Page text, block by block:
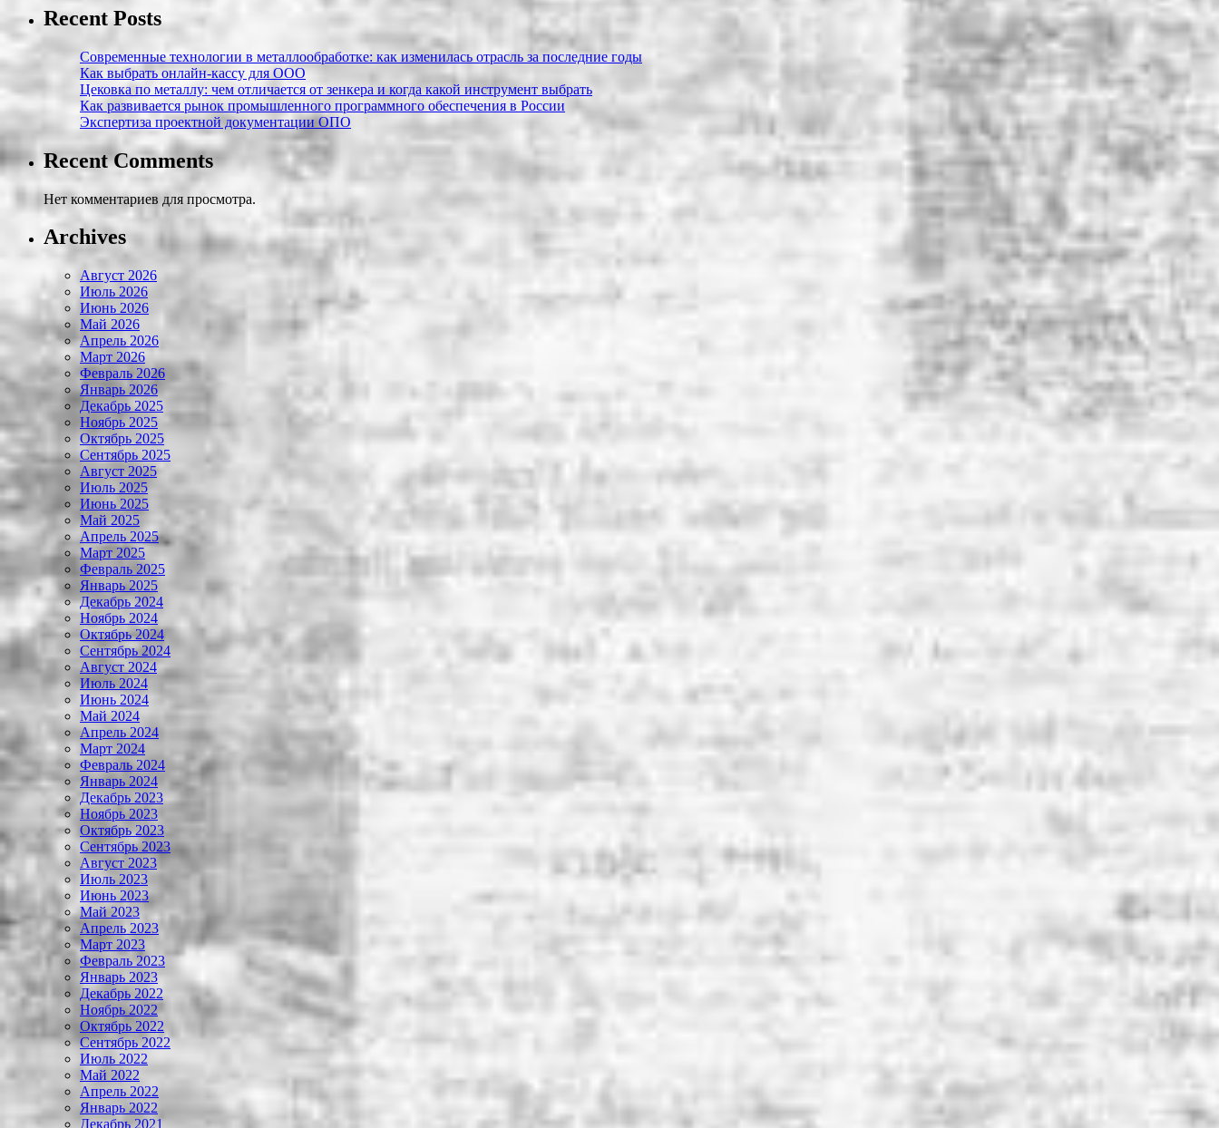
Recent Posts
Современные технологии в металлообработке: как изменилась отрасль за последние годы
Как выбрать онлайн-кассу для ООО
Цековка по металлу: чем отличается от зенкера и когда какой инструмент выбрать
Как развивается рынок промышленного программного обеспечения в России
Экспертиза проектной документации ОПО
Recent Comments
Нет комментариев для просмотра.
Archives
Август 2026
Июль 2026
Июнь 2026
Май 2026
Апрель 2026
Март 2026
Февраль 2026
Январь 2026
Декабрь 2025
Ноябрь 2025
Октябрь 2025
Сентябрь 2025
Август 2025
Июль 2025
Июнь 2025
Май 2025
Апрель 2025
Март 2025
Февраль 2025
Январь 2025
Декабрь 2024
Ноябрь 2024
Октябрь 2024
Сентябрь 2024
Август 2024
Июль 2024
Июнь 2024
Май 2024
Апрель 2024
Март 2024
Февраль 2024
Январь 2024
Декабрь 2023
Ноябрь 2023
Октябрь 2023
Сентябрь 2023
Август 2023
Июль 2023
Июнь 2023
Май 2023
Апрель 2023
Март 2023
Февраль 2023
Январь 2023
Декабрь 2022
Ноябрь 2022
Октябрь 2022
Сентябрь 2022
Июль 2022
Май 2022
Апрель 2022
Январь 2022
Декабрь 2021